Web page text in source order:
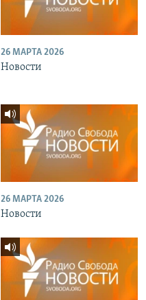
26 МАРТА 2026
Новости
26 МАРТА 2026
Новости